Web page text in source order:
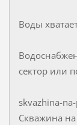
Воды
сектор или
skvazhina-
Скважина на